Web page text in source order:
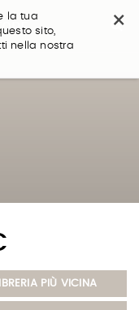
×
la tua
sito,
nella nostra
PIÙ VICINA